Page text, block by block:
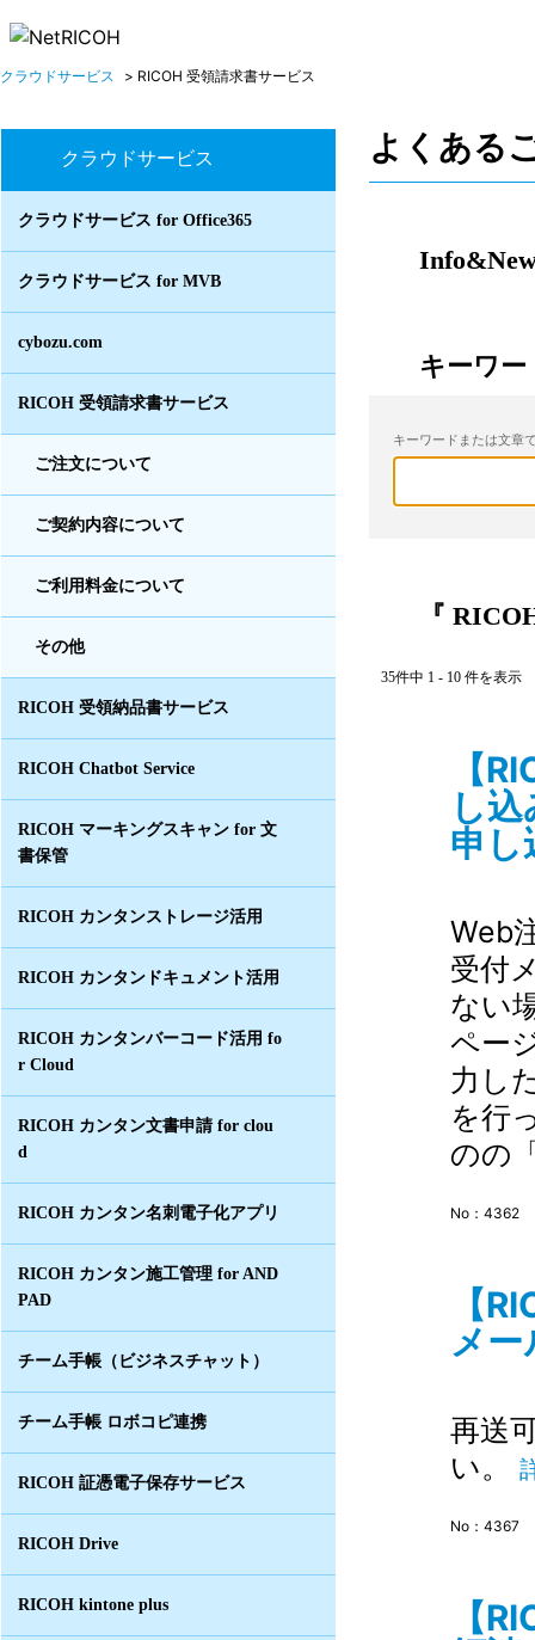
クラウドサービス > RICOH 受領請求書サービス
クラウドサービス
クラウドサービス for Office365
クラウドサービス for MVB
cybozu.com
RICOH 受領請求書サービス
ご注文について
ご契約内容について
ご利用料金について
その他
RICOH 受領納品書サービス
RICOH Chatbot Service
RICOH マーキングスキャン for 文
書保管
RICOH カンタンストレージ活用
RICOH カンタンドキュメント活用
RICOH カンタンバーコード活用 fo
r Cloud
RICOH カンタン文書申請 for clou
d
RICOH カンタン名刺電子化アプリ
RICOH カンタン施工管理 for AND
PAD
チーム手帳（ビジネスチャット）
チーム手帳 ロボコピ連携
RICOH 証憑電子保存サービス
RICOH Drive
RICOH kintone plus
よくある
キーワー
キーワードまたは文章
『
35件中 1 - 10 件を表示
【
し
申
Web
受付
ない
ペー
力し
を行
のの
No：4362
【
メ
再送
い。
No：4367
【